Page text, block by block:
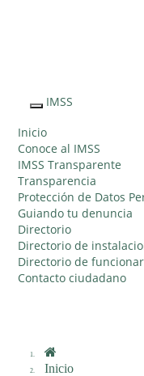
el IMSS al
Interruptor
Navegación
IMSS
Inicio
Conoce al IMSS
IMSS Transparente
Transparencia
Protección de Datos
Guiando tu denuncia
Directorio
Directorio de
Directorio de
Contacto ciudadano
Inicio